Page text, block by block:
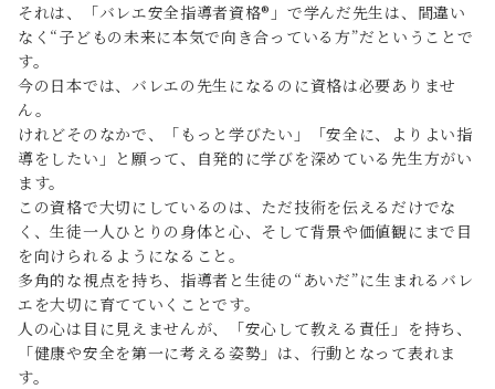
それは、「バレエ安全指導者資格®︎」で学んだ先生は、間違い
なく“子どもの未来に本気で向き合っている方”だということで
す。
今の日本では、バレエの先生になるのに資格は必要ありませ
ん。
けれどそのなかで、「もっと学びたい」「安全に、よりよい指
導をしたい」と願って、自発的に学びを深めている先生方がい
ます。
この資格で大切にしているのは、ただ技術を伝えるだけでな
く、生徒一人ひとりの身体と心、そして背景や価値観にまで目
を向けられるようになること。
多角的な視点を持ち、指導者と生徒の“あいだ”に生まれるバレ
エを大切に育てていくことです。
人の心は目に見えませんが、「安心して教える責任」を持ち、
「健康や安全を第一に考える姿勢」は、行動となって表れま
す。